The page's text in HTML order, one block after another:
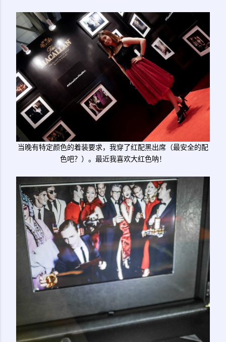
当晚有特定颜色的着装要求，我穿了红配黑出席（最安全的配
色吧？）。最近我喜欢大红色呐！